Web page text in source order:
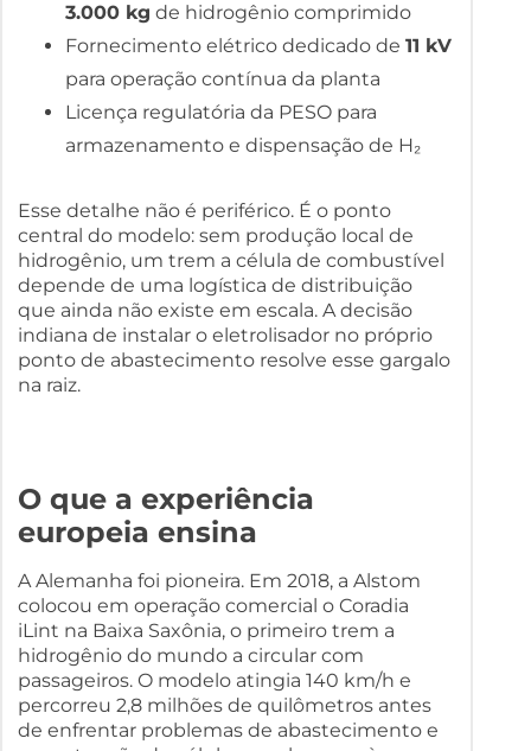
3.000 kg de hidrogênio comprimido
Fornecimento elétrico dedicado de11 kV
para operação contínua da planta
Licença regulatória da PESO para
armazenamento e dispensação de H₂
Esse detalhe não é periférico. É o ponto
central do modelo: sem produção local de
hidrogênio, um trem a célula de combustível
depende de uma logística de distribuição
que ainda não existe em escala. A decisão
indiana de instalar o eletrolisador no próprio
ponto de abastecimento resolve esse gargalo
na raiz.
O que a experiência
europeia ensina
A Alemanha foi pioneira. Em 2018, a Alstom
colocou em operação comercial o Coradia
iLint na Baixa Saxônia, o primeiro trem a
hidrogênio do mundo a circular com
passageiros. O modelo atingia 140 km/h e
percorreu 2,8 milhões de quilômetros antes
de enfrentar problemas de abastecimento e